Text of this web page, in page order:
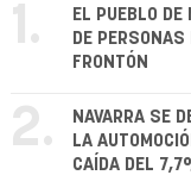
1.
EL PUEBLO DE
DE PERSONAS
FRONTÓN
2.
NAVARRA SE
LA
CAÍDA DEL